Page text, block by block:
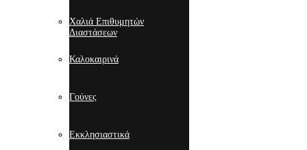
Χαλιά Επιθυμητών
Διαστάσεων
Καλοκαιρινά
Γούνες
Εκκλησιαστικά